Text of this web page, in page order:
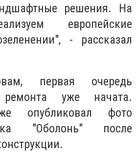
решения. На
европейские
- рассказал
первая очередь
ремонта уже начата.
опубликовал фото
"Оболонь" после